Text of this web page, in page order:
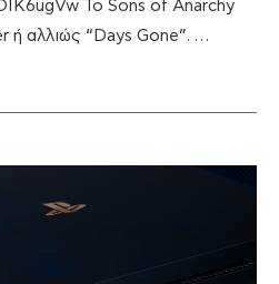
Το Sons of Anarchy
ή αλλιώς “Days Gone”. …